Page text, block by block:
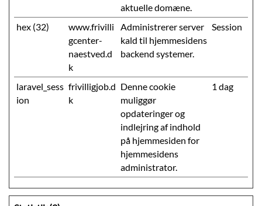
aktuelle domæne.
hex (32)
www.frivilli
gcenter-
naestved.d
k
Administrerer server
kald til hjemmesidens
backend systemer.
Session
laravel_sess
ion
frivilligjob.d
k
Denne cookie
muliggør
opdateringer og
indlejring af indhold
på hjemmesiden for
hjemmesidens
administrator.
1 dag